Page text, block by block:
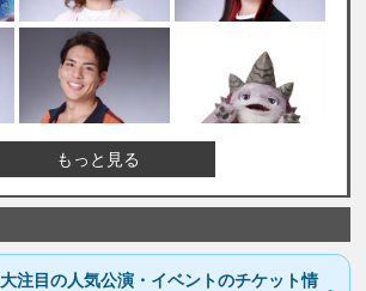
もっと見る
大注目の人気公演・イベントのチケット情